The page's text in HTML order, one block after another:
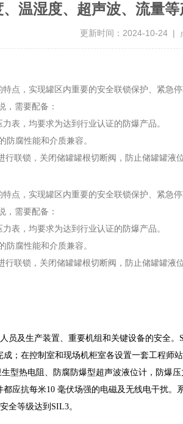
温湿度、超声波、流量
更新时间：2024-10-24 |
点，实现罐区内重要的安全联锁保护、紧急停
，需要配备：
表，均要求为达到行业认证的防爆产品。
腐性能和介质兼容。
联锁，关闭储罐罐根切断阀，防止储罐罐液
点，实现罐区内重要的安全联锁保护、紧急停
，需要配备：
表，均要求为达到行业认证的防爆产品。
腐性能和介质兼容。
联锁，关闭储罐罐根切断阀，防止储罐罐液
员及生产装置、重要机组和关键设备的安全。
成；在控制室和现场机柜室各设置一套工程师
型热电阻、防腐防爆型超声波液位计，防爆
都应抗每米10 毫伏场强的电磁及无线电干扰。
全等级达到 SIL3。